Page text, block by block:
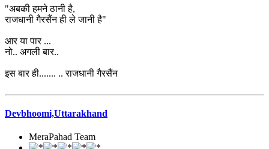
"अबकी हमने ठानी है,
राजधानी गैरसैंन ही ले जानी है"
आर या पार ...
नो.. अगली बार..
इस बार ही....... .. राजधानी गैरसैंन
Devbhoomi,Uttarakhand
MeraPahad Team